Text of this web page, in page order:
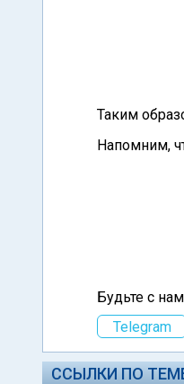
Таким
Напомним,
Будьте с
Telegram
ССЫЛКИ ПО